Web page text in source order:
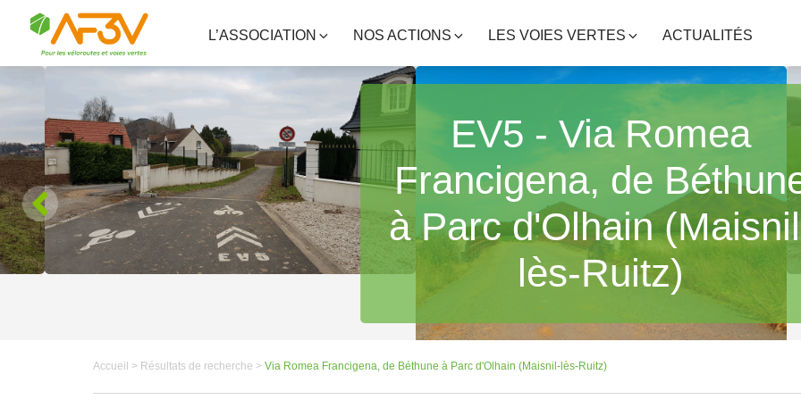
L’ASSOCIATION NOS ACTIONS LES VOIES VERTES ACTUALITÉS
EV5 - Via Romea
Francigena, de
à Parc d'Olhain
lès-Ruitz)
Accueil > Résultats de recherche > Via Romea Francigena, de Béthune à Parc d'Olhain (Maisnil-lès-Ruitz)